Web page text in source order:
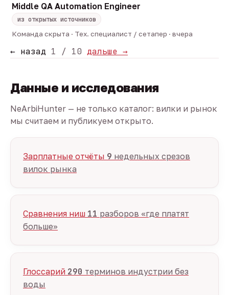
Middle QA Automation Engineer
из открытых источников
Команда скрыта · Тех. специалист / сетапер · вчера
← назад 1 / 10 дальше →
Данные и исследования
NeArbiHunter — не только каталог: вилки и рынок
мы считаем и публикуем открыто.
Зарплатные отчёты 9 недельных срезов
вилок рынка
Сравнения ниш 11 разборов «где платят
больше»
Глоссарий 290 терминов индустрии без
воды